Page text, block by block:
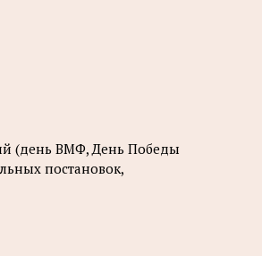
(день ВМФ, День Победы
постановок,